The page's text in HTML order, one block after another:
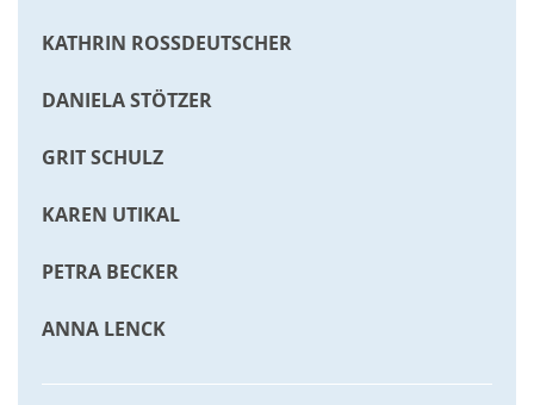
KATHRIN ROSSDEUTSCHER
DANIELA STÖTZER
GRIT SCHULZ
KAREN UTIKAL
PETRA BECKER
ANNA LENCK